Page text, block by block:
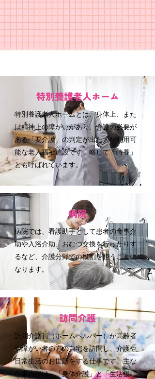
特別養護老人ホーム
特別養護老人ホームとは、身体上、また
は精神上の障がいがあり、介護の必要が
ある「要介護」の判定が出た人が利用可
能な老人福祉施設です。略して「特養」
とも呼ばれています。
病院
病院では、看護助手として患者の食事介
助や入浴介助、おむつ交換を行ったりす
るなど、介護分野での役割を担うことに
なります。
訪問介護
訪問介護員（ホームヘルパー）が高齢者
や障がい者の方の自宅を訪問し、介護や
日常生活のお世話をする仕事です。主な
仕事内容は、「身体介護」と「生活援